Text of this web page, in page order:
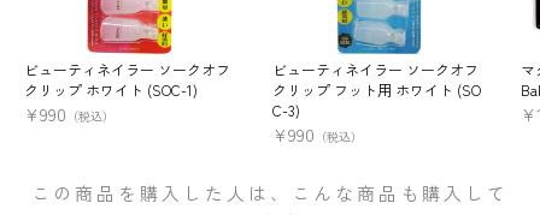
ビューティネイラー ソークオフ
クリップ ホワイト (SOC-1)
¥990 （税込）
ビューティネイラー ソークオフ
クリップ フット用 ホワイト (SO
C-3)
¥990 （税込）
マ
¥
この商品を購入した人は、こんな商品も購入して